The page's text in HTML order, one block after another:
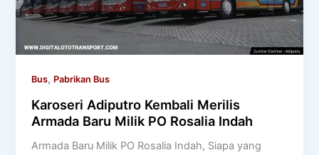
Bus, Pabrikan Bus
Karoseri Adiputro Kembali Merilis
Armada Baru Milik PO Rosalia Indah
Armada Baru Milik PO Rosalia Indah, Siapa yang